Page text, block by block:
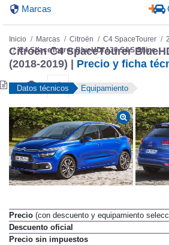
Marcas
Inicio Marcas Citroën C4 SpaceTourer
C4 SpaceTourer BlueHDi 130 S&S Shine
Citroën C4 SpaceTourer
(2018-2019) | Precio y ficha
Datos técnicos Equipamiento
Precio (con descuento y equipamiento
Descuento oficial
Precio sin impuestos